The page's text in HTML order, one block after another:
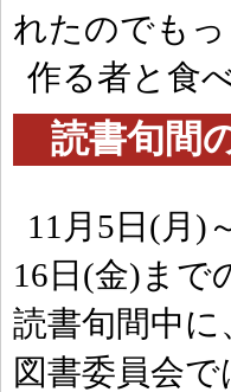
れたのでも
作る者と食
読書旬間
11月5日(月)
16日(金)まで
読書旬間中に
図書委員会で